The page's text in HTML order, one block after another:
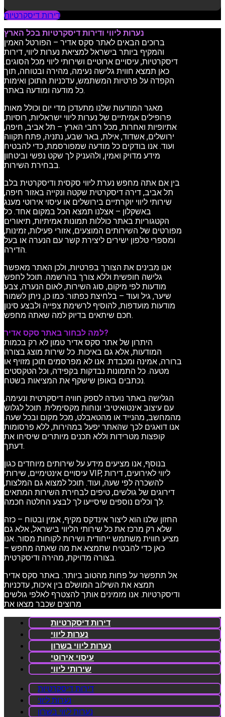
דירות דיסקרטיות
נערות ליווי ודירות דיסקרטיות בכל הארץ
ברוכים הבאים לאתר סקס אדיר – הפורטל האמין
והמקיף ביותר בישראל למציאת נערות ליווי, דירות
דיסקרטיות, עיסויים ארוטיים ושירותי ליווי מכל הסוגים.
כאן תמצא חווית גלישה נעימה, מהירה ובטוחה, תוך
הקפדה על פרטיות המשתמש, עדכניות התוכן ואימות
כל מודעה ומודעה באתר.
מאגר המודעות שלנו מתעדכן מדי יום וכולל מאות
פרופילים אמיתיים של נערות ליווי ישראליות, רוסיות,
אתיופיות ואחרות, מכל רחבי הארץ – תל אביב, חיפה,
ירושלים, אשדוד, אילת, באר שבע, נתניה, פתח תקווה
ועוד. אנו בודקים כל מודעה שמפורסמת, כדי להבטיח
מידע מדויק ואמין, ולהעניק לך שקט נפשי וביטחון
בבחירת השירות.
בין אם אתה מחפש נערת ליווי סקסית ודיסקרטית בלב
תל אביב, דירה דיסקרטית שקטה ונקייה באזור חיפה,
שירותי ליווי יוקרתיים בירושלים או עיסוי אירוטי מענג
באשקלון – אצלנו תמצא הכל במקום אחד. כל
הקטגוריות באתר כוללות תמונות אמיתיות, תיאורים
מפורטים של השירותים המוצעים, אזורי פעילות, זמינות,
ומספרי טלפון ישירים ליצירת קשר עם הנערה או בעל
הדירה.
אנו מבינים את הצורך בפרטיות, ולכן האתר מאפשר
גלישה חופשית וללא צורך בהרשמה. תוכל לחפש
מודעות לפי מיקום, סוג השירות, לאום הנערה, צבע
שיער, גיל ועוד – בלחיצת כפתור. כמו כן, ניתן לשמור
מודעות מועדפות, להוסיף לרשימת צפייה ולבצע סינון
חכם שיתאים בדיוק למה שאתה מחפש.
למה לבחור באתר סקס אדיר?
היתרון של אתר סקס אדיר טמון לא רק בכמות
המודעות, אלא גם באיכות. כל שירות מוצג בצורה
ברורה, אמינה ומכבדת. אנו לא מפרסמים תוכן מזויף או
מטעה. כל התמונות נבדקות בקפידה, וכל הטקסטים
נכתבים באופן שישקף את המציאות בשטח.
הגלישה באתר נועדה לספק חוויה דיסקרטית ונעימה,
עם עיצוב אינטואיטיבי ונוחות מקסימלית. תוכל לגלוש
מהמחשב, מהנייד או מהטאבלט, מכל מקום ובכל שעה.
אנו דואגים לכך שהאתר יפעל במהירות, ללא פרסומות
קופצות מטרידות וללא תכנים מיותרים שיסיחו את
דעתך.
בנוסף, אנו מציעים מידע על שירותים מיוחדים כגון
עיסויים אינטימיים, שירותי VIP, ליווי לאירועים, דירות
להשכרה לפי שעה, ועוד. תוכל למצוא גם המלצות,
דירוגים של גולשים, טיפים לבחירת השירות המתאים
לך וכלים נוספים שיסייעו לך לבצע החלטה חכמה.
החזון שלנו הוא ליצור אינדקס מקיף, אמין ובטוח – כזה
שלא רק מרכז את כל שירותי הליווי בישראל, אלא גם
מציע חווית משתמש ייחודית ושירות לקוחות מסור. אנו
כאן כדי להבטיח שתמצא את מה שאתה מחפש –
בצורה מדויקת, מהירה ודיסקרטית.
אל תתפשר על פחות מהטוב ביותר. באתר סקס אדיר
תמצא את השילוב המושלם בין איכות, עדכניות
ודיסקרטיות. אנו מזמינים אותך להצטרף לאלפי גולשים
מרוצים שכבר מצאו את
דירות דיסקרטיות
נערות ליווי
נערות ליווי בשרון
עיסוי אירוטי
שירותי ליווי
דירות דיסקרטיות
נערות ליווי
נערות ליווי בשרון